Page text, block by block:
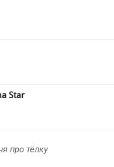
Star
про тёлку